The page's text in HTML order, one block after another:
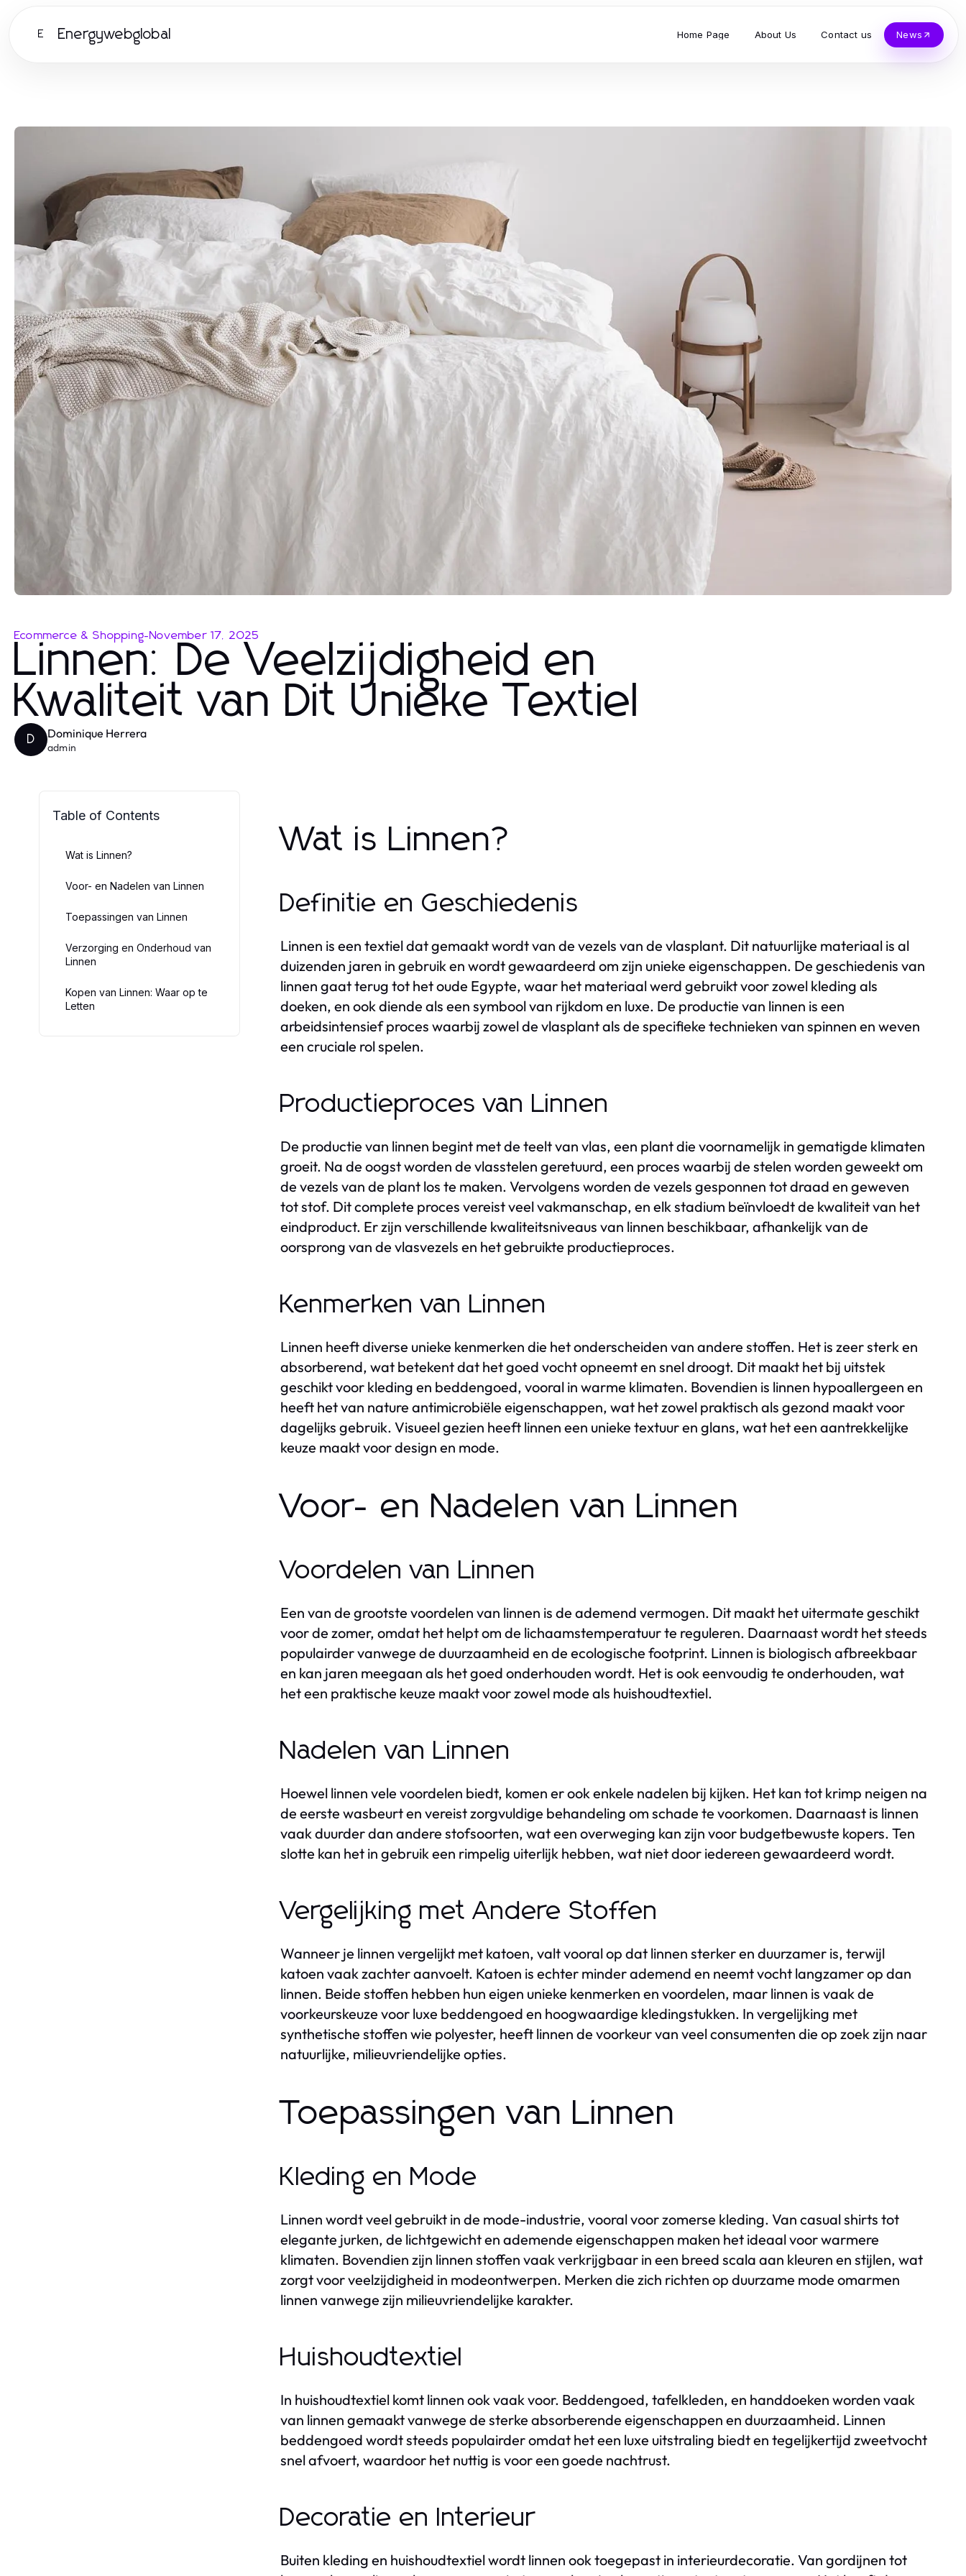
E Energywebglobal Home Page About Us Contact us News
Ecommerce & Shopping-November 17, 2025
Linnen: De Veelzijdigheid en
Kwaliteit van Dit Unieke Textiel
D Dominique Herrera
admin
Table of Contents
Wat is Linnen?
Voor- en Nadelen van Linnen
Toepassingen van Linnen
Verzorging en Onderhoud van
Linnen
Kopen van Linnen: Waar op te
Letten
Wat is Linnen?
Definitie en Geschiedenis
Linnen is een textiel dat gemaakt wordt van de vezels van de vlasplant. Dit natuurlijke materiaal is al
duizenden jaren in gebruik en wordt gewaardeerd om zijn unieke eigenschappen. De geschiedenis van
linnen gaat terug tot het oude Egypte, waar het materiaal werd gebruikt voor zowel kleding als
doeken, en ook diende als een symbool van rijkdom en luxe. De productie van linnen is een
arbeidsintensief proces waarbij zowel de vlasplant als de specifieke technieken van spinnen en weven
een cruciale rol spelen.
Productieproces van Linnen
De productie van linnen begint met de teelt van vlas, een plant die voornamelijk in gematigde klimaten
groeit. Na de oogst worden de vlasstelen geretuurd, een proces waarbij de stelen worden geweekt om
de vezels van de plant los te maken. Vervolgens worden de vezels gesponnen tot draad en geweven
tot stof. Dit complete proces vereist veel vakmanschap, en elk stadium beïnvloedt de kwaliteit van het
eindproduct. Er zijn verschillende kwaliteitsniveaus van linnen beschikbaar, afhankelijk van de
oorsprong van de vlasvezels en het gebruikte productieproces.
Kenmerken van Linnen
Linnen heeft diverse unieke kenmerken die het onderscheiden van andere stoffen. Het is zeer sterk en
absorberend, wat betekent dat het goed vocht opneemt en snel droogt. Dit maakt het bij uitstek
geschikt voor kleding en beddengoed, vooral in warme klimaten. Bovendien is linnen hypoallergeen en
heeft het van nature antimicrobiële eigenschappen, wat het zowel praktisch als gezond maakt voor
dagelijks gebruik. Visueel gezien heeft linnen een unieke textuur en glans, wat het een aantrekkelijke
keuze maakt voor design en mode.
Voor- en Nadelen van Linnen
Voordelen van Linnen
Een van de grootste voordelen van linnen is de ademend vermogen. Dit maakt het uitermate geschikt
voor de zomer, omdat het helpt om de lichaamstemperatuur te reguleren. Daarnaast wordt het steeds
populairder vanwege de duurzaamheid en de ecologische footprint. Linnen is biologisch afbreekbaar
en kan jaren meegaan als het goed onderhouden wordt. Het is ook eenvoudig te onderhouden, wat
het een praktische keuze maakt voor zowel mode als huishoudtextiel.
Nadelen van Linnen
Hoewel linnen vele voordelen biedt, komen er ook enkele nadelen bij kijken. Het kan tot krimp neigen na
de eerste wasbeurt en vereist zorgvuldige behandeling om schade te voorkomen. Daarnaast is linnen
vaak duurder dan andere stofsoorten, wat een overweging kan zijn voor budgetbewuste kopers. Ten
slotte kan het in gebruik een rimpelig uiterlijk hebben, wat niet door iedereen gewaardeerd wordt.
Vergelijking met Andere Stoffen
Wanneer je linnen vergelijkt met katoen, valt vooral op dat linnen sterker en duurzamer is, terwijl
katoen vaak zachter aanvoelt. Katoen is echter minder ademend en neemt vocht langzamer op dan
linnen. Beide stoffen hebben hun eigen unieke kenmerken en voordelen, maar linnen is vaak de
voorkeurskeuze voor luxe beddengoed en hoogwaardige kledingstukken. In vergelijking met
synthetische stoffen wie polyester, heeft linnen de voorkeur van veel consumenten die op zoek zijn naar
natuurlijke, milieuvriendelijke opties.
Toepassingen van Linnen
Kleding en Mode
Linnen wordt veel gebruikt in de mode-industrie, vooral voor zomerse kleding. Van casual shirts tot
elegante jurken, de lichtgewicht en ademende eigenschappen maken het ideaal voor warmere
klimaten. Bovendien zijn linnen stoffen vaak verkrijgbaar in een breed scala aan kleuren en stijlen, wat
zorgt voor veelzijdigheid in modeontwerpen. Merken die zich richten op duurzame mode omarmen
linnen vanwege zijn milieuvriendelijke karakter.
Huishoudtextiel
In huishoudtextiel komt linnen ook vaak voor. Beddengoed, tafelkleden, en handdoeken worden vaak
van linnen gemaakt vanwege de sterke absorberende eigenschappen en duurzaamheid. Linnen
beddengoed wordt steeds populairder omdat het een luxe uitstraling biedt en tegelijkertijd zweetvocht
snel afvoert, waardoor het nuttig is voor een goede nachtrust.
Decoratie en Interieur
Buiten kleding en huishoudtextiel wordt linnen ook toegepast in interieurdecoratie. Van gordijnen tot